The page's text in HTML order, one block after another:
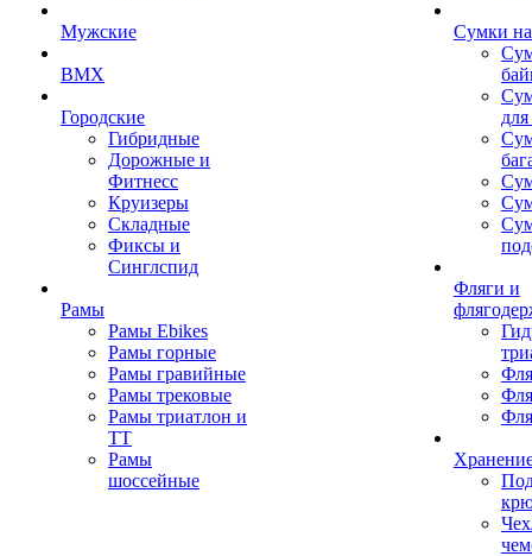
Мужские
BMX
Городские
Гибридные
Дорожные и
Фитнесс
Круизеры
Складные
Фиксы и
Синглспид
Рамы
Рамы Ebikes
Рамы горные
Рамы гравийные
Рамы трековые
Рамы триатлон и
ТТ
Рамы
шоссейные
Сумки
Фляги и